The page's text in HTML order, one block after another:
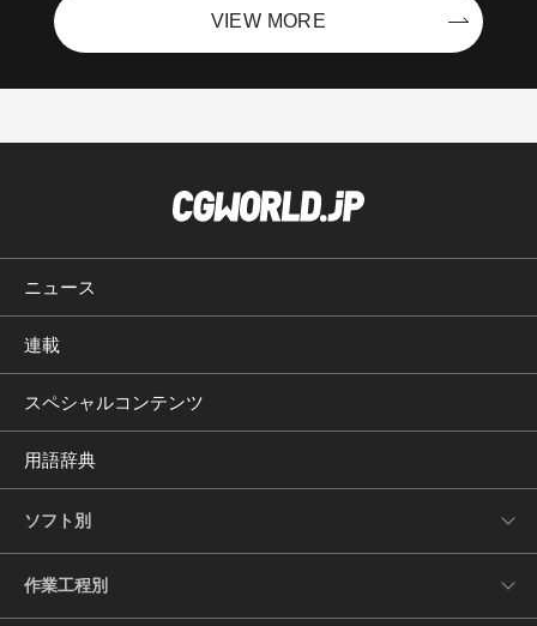
VIEW MORE
ニュース
連載
スペシャルコンテンツ
用語辞典
ソフト別
作業工程別